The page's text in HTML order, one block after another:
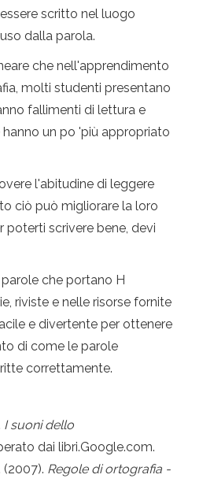
scritto nel luogo
dalla parola.
che nell'apprendimento
molti studenti presentano
fallimenti di lettura e
un po 'più appropriato
l'abitudine di leggere
ciò può migliorare la loro
poterti scrivere bene, devi
che portano H
riviste e nelle risorse fornite
e divertente per ottenere
di come le parole
correttamente.
I suoni dello
dai libri.Google.com.
(2007). Regole di ortografia -